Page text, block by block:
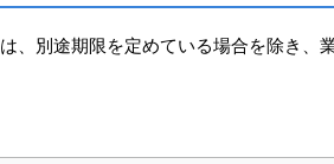
、別途期限を定めている場合を除き、